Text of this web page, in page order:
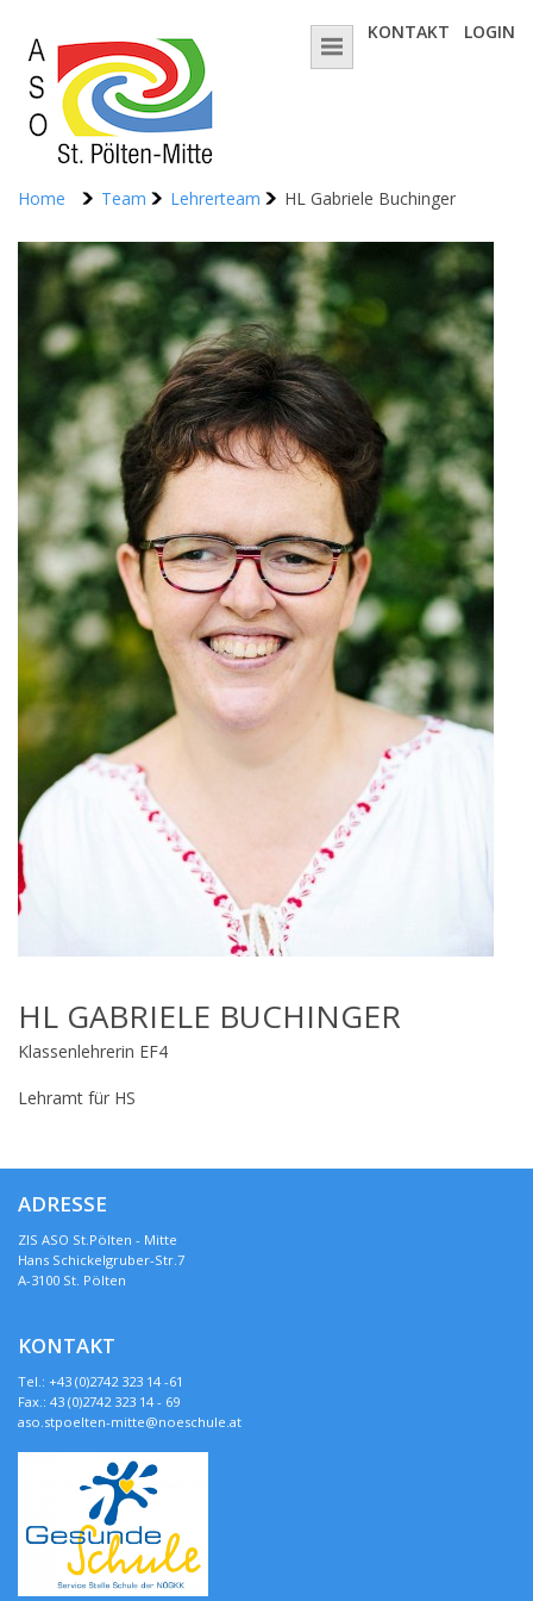
LOGIN
KONTAKT
Home Team Lehrerteam HL Gabriele Buchinger
HL GABRIELE BUCHINGER
Klassenlehrerin EF4
Lehramt für HS
ADRESSE
ZIS ASO St.Pölten - Mitte
Hans Schickelgruber-Str.7
A-3100 St. Pölten
KONTAKT
Tel.: +43 (0)2742 323 14 -61
Fax.: 43 (0)2742 323 14 - 69
aso.stpoelten-mitte@noeschule.at